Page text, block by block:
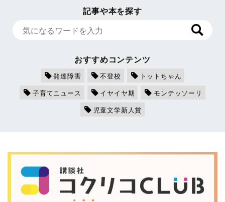
記事や本を探す
おすすめコンテンツ
発達障害 不登校
トットちゃん
子育てニュース
イヤイヤ期
モンテッソーリ
児童文学新人賞